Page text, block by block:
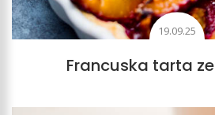
19.09.25
Francuska tarta